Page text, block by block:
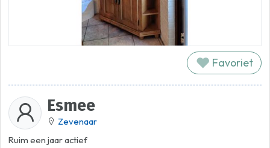
Favoriet
Esmee
Zevenaar
Ruim een jaar actief